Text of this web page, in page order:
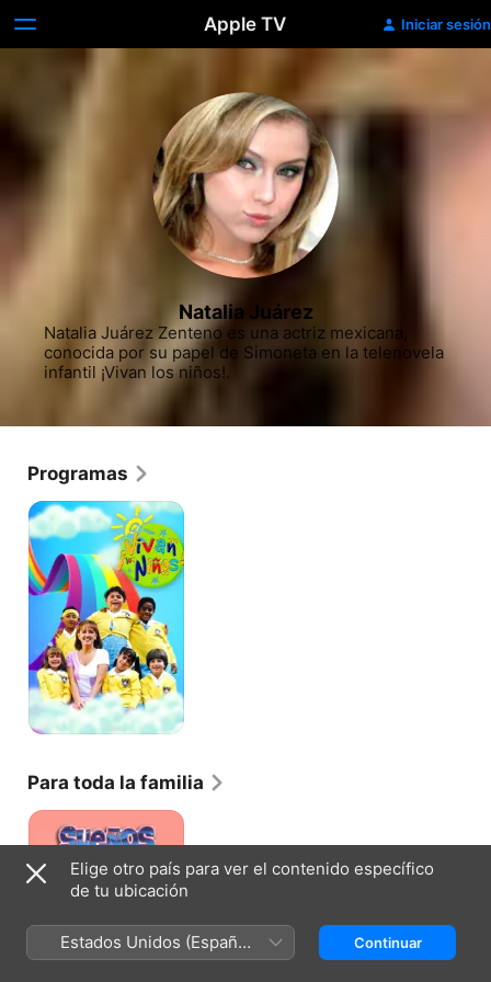
Apple TV Iniciar sesión
Natalia Juárez
Natalia Juárez Zenteno es una actriz mexicana,
conocida por su papel de Simoneta en la telenovela
infantil ¡Vivan los niños!.​
Programas
¡Vivan
Los
Niños!
Para toda la familia
Sueños
Elige otro país para ver el contenido específico
de tu ubicación
Estados Unidos (Español
México)
Continuar